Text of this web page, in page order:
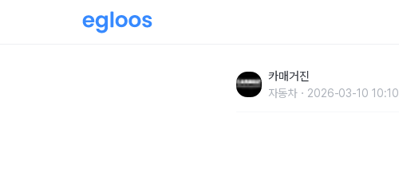
카매거진
자동차 2026-03-10 10:10